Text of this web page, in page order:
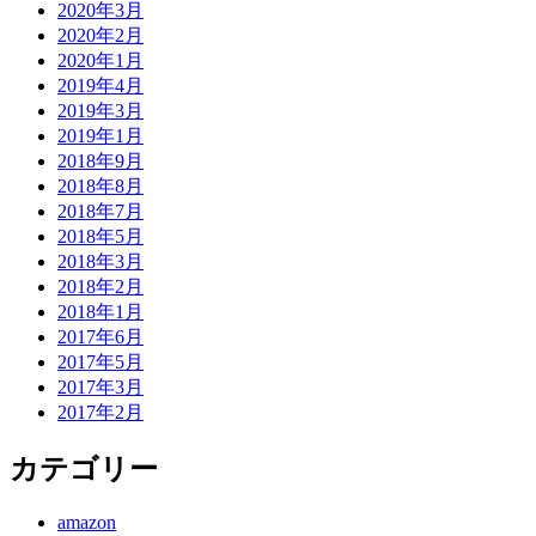
2020年3月
2020年2月
2020年1月
2019年4月
2019年3月
2019年1月
2018年9月
2018年8月
2018年7月
2018年5月
2018年3月
2018年2月
2018年1月
2017年6月
2017年5月
2017年3月
2017年2月
カテゴリー
amazon